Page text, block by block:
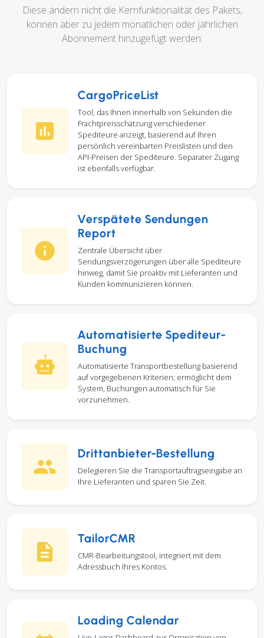
Diese ändern nicht die Kernfunktionalität des Pakets,
können aber zu jedem monatlichen oder jährlichen
Abonnement hinzugefügt werden:
CargoPriceList
Tool, das Ihnen innerhalb von Sekunden die
Frachtpreisschätzung verschiedener
Spediteure anzeigt, basierend auf Ihren
persönlich vereinbarten Preislisten und den
API-Preisen der Spediteure. Separater Zugang
ist ebenfalls verfügbar.
Verspätete Sendungen
Report
Zentrale Übersicht über
Sendungsverzögerungen über alle Spediteure
hinweg, damit Sie proaktiv mit Lieferanten und
Kunden kommunizieren können.
Automatisierte Spediteur-
Buchung
Automatisierte Transportbestellung basierend
auf vorgegebenen Kriterien; ermöglicht dem
System, Buchungen automatisch für Sie
vorzunehmen.
Drittanbieter-Bestellung
Delegieren Sie die Transportauftragseingabe an
Ihre Lieferanten und sparen Sie Zeit.
TailorCMR
CMR-Bearbeitungstool, integriert mit dem
Adressbuch Ihres Kontos.
Loading Calendar